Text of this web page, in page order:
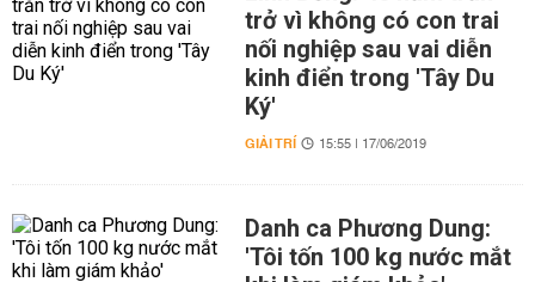
trở vì không có con trai
nối nghiệp sau vai diễn
kinh điển trong 'Tây Du
Ký'
GIẢI TRÍ 15:55 | 17/06/2019
Danh ca Phương Dung:
'Tôi tốn 100 kg nước mắt